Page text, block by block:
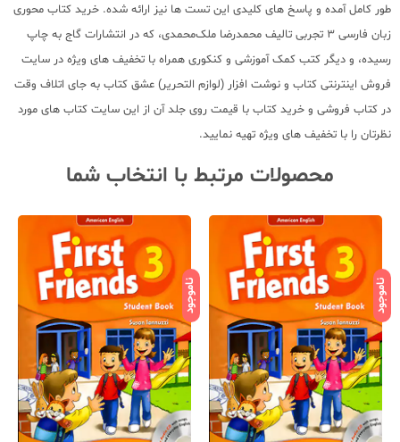
طور کامل آمده و پاسخ های کلیدی این تست ها نیز ارائه شده. خرید کتاب محوری
زبان فارسی 3 تجربی تالیف محمدرضا ملک‌محمدی، که در انتشارات گاج به چاپ
رسیده، و دیگر کتب کمک آموزشی و کنکوری همراه با تخفیف های ویژه در سایت
فروش اینترنتی کتاب و نوشت افزار (لوازم التحریر) عشق کتاب به جای اتلاف وقت
در کتاب فروشی و خرید کتاب با قیمت روی جلد آن از این سایت کتاب های مورد
نظرتان را با تخفیف های ویژه تهیه نمایید.
محصولات مرتبط با انتخاب شما
ناموجود ناموجود